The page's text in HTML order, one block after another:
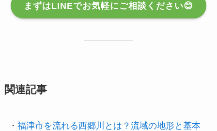
まずはLINEでお気軽にご相談ください😊
関連記事
・ 福津市を流れる西郷川とは？流域の地形と基本